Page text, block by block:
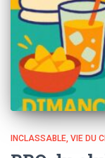
INCLASSABLE VIE DU